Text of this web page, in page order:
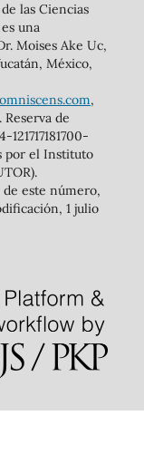
las Ciencias
una
Moises Ake Uc,
México,
,
de
por el Instituto
de este número,
1 julio